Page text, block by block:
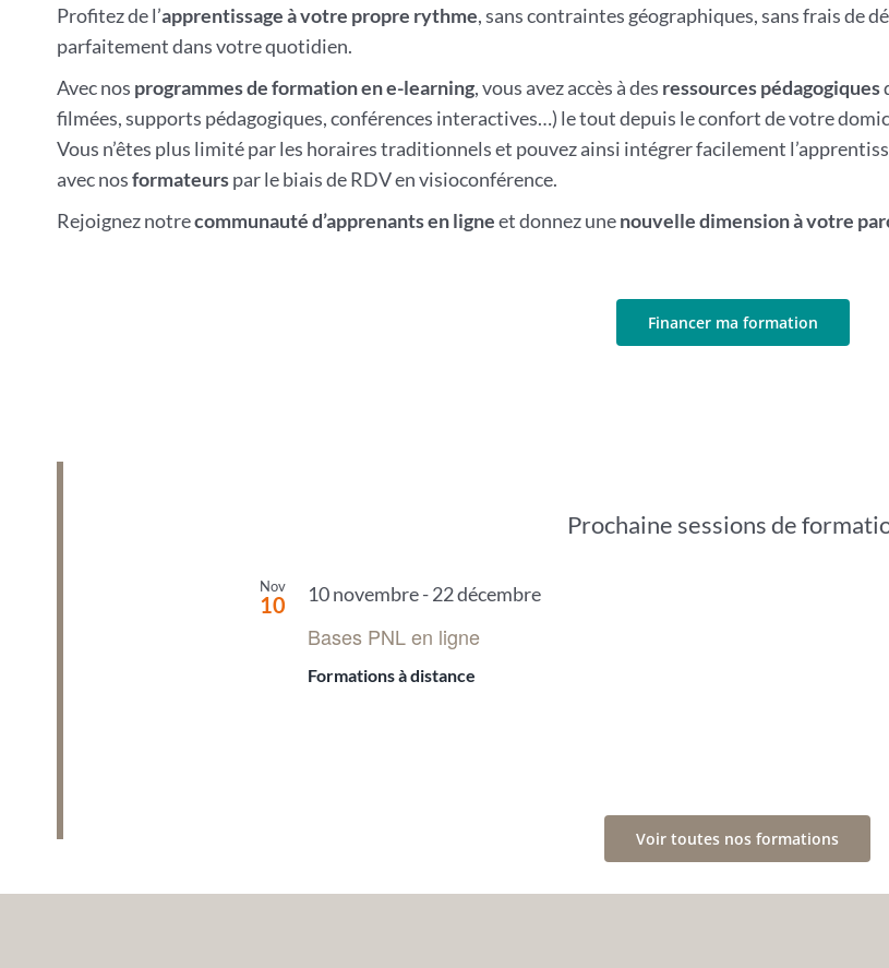
Profitez de l’apprentissage à votre propre rythme, sans contraintes géographiques, sans frais de
parfaitement dans votre quotidien.
Avec nos programmes de formation en e-learning, vous avez accès à des ressourcespédagogiques
filmées, supports pédagogiques, conférences interactives…) le tout depuis le confort de votre
Vous n’êtes plus limité par les horaires traditionnels et pouvez ainsi intégrer facilement
avec nosformateurspar le biais de RDV en visioconférence.
Rejoignez notrecommunauté d’apprenants en ligneet donnez unenouvelle dimension à votre
Financer ma formation
Prochaine sessions de
Nov
10 10 novembre-22 décembre
Bases PNL en ligne
Formations à distance
Voir toutes nos formations